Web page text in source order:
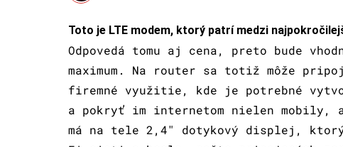
Toto je LTE modem, ktorý patrí medzi
Odpovedá tomu aj cena, preto bude
maximum. Na router sa totiž môže
firemné využitie, kde je potrebné
a pokryť im internetom nielen mobily,
má na tele 2,4″ dotykový displej,